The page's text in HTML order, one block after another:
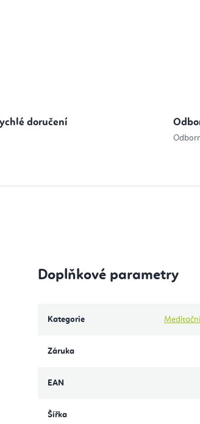
doručení
Doplňkové parametry
Kategorie
Záruka
EAN
Šířka